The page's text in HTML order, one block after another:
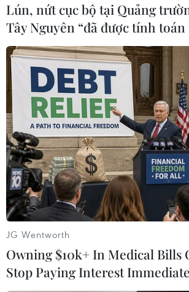
#Châu Á #Giá dầu #Trái phiếu
#Fed
Mỹ
Theo dõi VietnamPlus
TIN CÙNG CHUYÊN MỤC
Giá dầu tăng trước những lo ngại về
Lún, nứt cục bộ tại Quảng
Tây Nguyên “đã được tính toán
JG Wentworth
Owning $10k+ In Medical Bills
Stop Paying Interest